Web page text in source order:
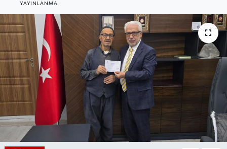
YAYINLANMA
SAĞLIK-YAŞAM
Haber Arşivi